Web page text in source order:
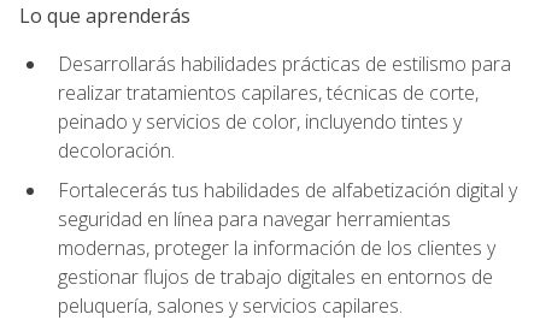
Lo que aprenderás
Desarrollarás habilidades prácticas de estilismo para
realizar tratamientos capilares, técnicas de corte,
peinado y servicios de color, incluyendo tintes y
decoloración.
Fortalecerás tus habilidades de alfabetización digital y
seguridad en línea para navegar herramientas
modernas, proteger la información de los clientes y
gestionar flujos de trabajo digitales en entornos de
peluquería, salones y servicios capilares.